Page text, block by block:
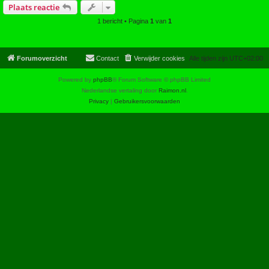
Plaats reactie
1 bericht • Pagina 1 van 1
Forumoverzicht Alle tijden zijn UTC+02:00
Verwijder cookies
Contact
Powered by phpBB® Forum Software © phpBB Limited
Nederlandse vertaling door Raimon.nl.
Privacy | Gebruikersvoorwaarden